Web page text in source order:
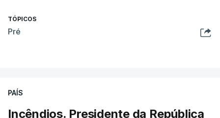
TÓPICOS
Pré
PAÍS
Incêndios. Presidente da República